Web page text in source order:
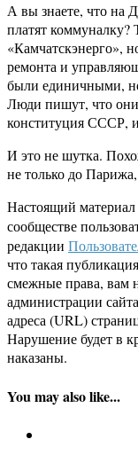
А вы знаете, что на
платят коммуналку?
«Камчатскэнерго»,
ремонта и
были единичными,
Люди пишут, что
конституция СССР, и
И это не шутка.
не только до
Настоящий
сообществе
редакции
что такая
смежные права, вам
администрации
адреса (URL)
Нарушение будет в
наказаны.
You may also like...